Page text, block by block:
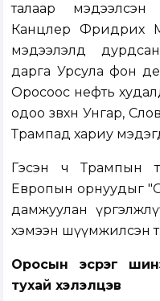
талаар мэдээлсэн
Канцлер Фридрих
мэдээлэлд
дарга Урсула фон
Оросоос нефть
одоо зөвхөн Унгар,
Трампад хариу
Гэсэн ч Трампын
Европын орнуудыг
дамжуулан
хэмээн шүүмжилсэн
Оросын эсрэг
тухай хэлэлцэв